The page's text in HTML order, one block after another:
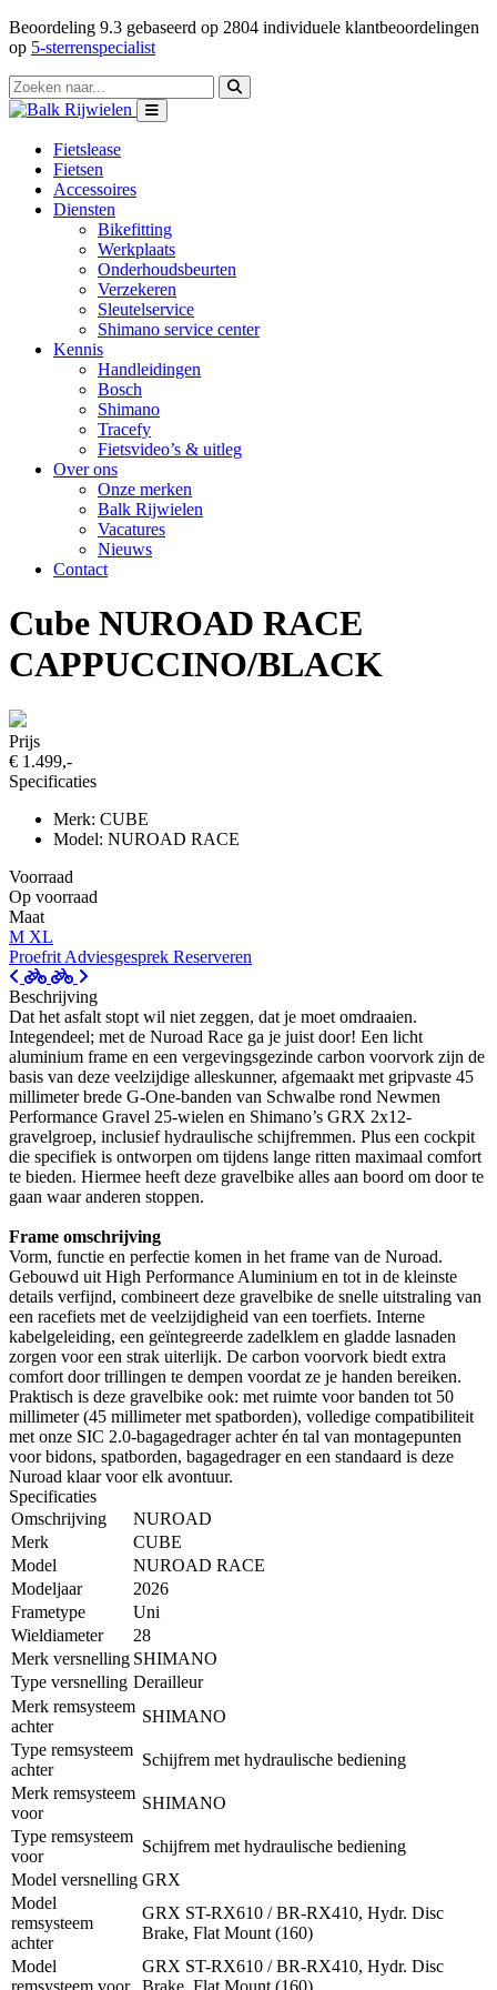
Beoordeling 9.3 gebaseerd op 2804 individuele klantbeoordelingen
op 5-sterrenspecialist
Fietslease
Fietsen
Accessoires
Diensten
Bikefitting
Werkplaats
Onderhoudsbeurten
Verzekeren
Sleutelservice
Shimano service center
Kennis
Handleidingen
Bosch
Shimano
Tracefy
Fietsvideo’s & uitleg
Over ons
Onze merken
Balk Rijwielen
Vacatures
Nieuws
Contact
Cube NUROAD RACE
CAPPUCCINO/BLACK
Prijs
€ 1.499,-
Specificaties
Merk: CUBE
Model: NUROAD RACE
Voorraad
Op voorraad
Maat
M XL
Proefrit Adviesgesprek Reserveren
Beschrijving
Dat het asfalt stopt wil niet zeggen, dat je moet omdraaien.
Integendeel; met de Nuroad Race ga je juist door! Een licht
aluminium frame en een vergevingsgezinde carbon voorvork zijn de
basis van deze veelzijdige alleskunner, afgemaakt met gripvaste 45
millimeter brede G-One-banden van Schwalbe rond Newmen
Performance Gravel 25-wielen en Shimano’s GRX 2x12-
gravelgroep, inclusief hydraulische schijfremmen. Plus een cockpit
die specifiek is ontworpen om tijdens lange ritten maximaal comfort
te bieden. Hiermee heeft deze gravelbike alles aan boord om door te
gaan waar anderen stoppen.
Frame omschrijving
Vorm, functie en perfectie komen in het frame van de Nuroad.
Gebouwd uit High Performance Aluminium en tot in de kleinste
details verfijnd, combineert deze gravelbike de snelle uitstraling van
een racefiets met de veelzijdigheid van een toerfiets. Interne
kabelgeleiding, een geïntegreerde zadelklem en gladde lasnaden
zorgen voor een strak uiterlijk. De carbon voorvork biedt extra
comfort door trillingen te dempen voordat ze je handen bereiken.
Praktisch is deze gravelbike ook: met ruimte voor banden tot 50
millimeter (45 millimeter met spatborden), volledige compatibiliteit
met onze SIC 2.0-bagagedrager achter én tal van montagepunten
voor bidons, spatborden, bagagedrager en een standaard is deze
Nuroad klaar voor elk avontuur.
Specificaties
Omschrijving
NUROAD
Merk
CUBE
Model
NUROAD RACE
Modeljaar
2026
Frametype
Uni
Wieldiameter
28
Merk versnelling SHIMANO
Type versnelling Derailleur
Merk remsysteem
achter
SHIMANO
Type remsysteem
achter
Schijfrem met hydraulische bediening
Merk remsysteem
voor
SHIMANO
Type remsysteem
voor
Schijfrem met hydraulische bediening
Model versnelling GRX
Model
remsysteem
achter
GRX ST-RX610 / BR-RX410, Hydr. Disc
Brake, Flat Mount (160)
Model
remsysteem voor
GRX ST-RX610 / BR-RX410, Hydr. Disc
Brake, Flat Mount (160)